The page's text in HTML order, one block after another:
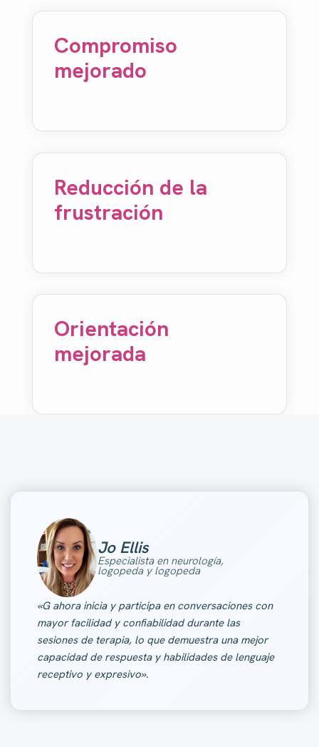
Compromiso
mejorado
Reducción de la
frustración
Orientación
mejorada
Jo Ellis
Especialista en neurología,
logopeda y logopeda
«G ahora inicia y participa en conversaciones con
mayor facilidad y confiabilidad durante las
sesiones de terapia, lo que demuestra una mejor
capacidad de respuesta y habilidades de lenguaje
receptivo y expresivo».